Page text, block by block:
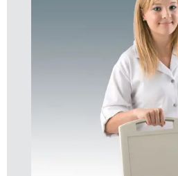
mural ; transmission facile
courant de charge ; des
(sauf boitier version plate)
clip de fixation pour
ou pour barrettes
DIN EN ISO 19054
des boitiers en matière
résistent aux contraintes
avec joint degré de
zone de commande en